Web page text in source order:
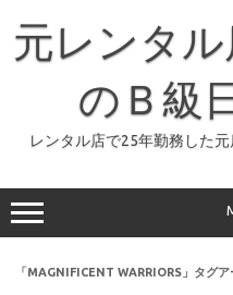
元レンタル
のＢ級
レンタル店で25年勤務した
「MAGNIFICENT WARRIORS 」タグ